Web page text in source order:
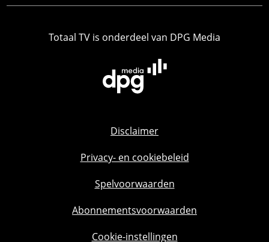
Totaal TV is onderdeel van DPG Media
Disclaimer
Privacy- en cookiebeleid
Spelvoorwaarden
Abonnementsvoorwaarden
Cookie-instellingen